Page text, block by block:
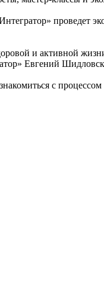
проведет
и активной
Евгений
с